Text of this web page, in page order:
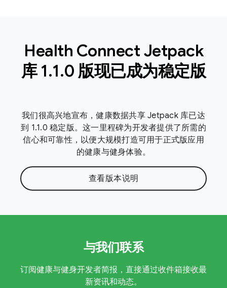
Health Connect Jetpack
库 1.1.0 版现已成为稳定版
我们很高兴地宣布，健康数据共享 Jetpack 库已达
到 1.1.0 稳定版。这一里程碑为开发者提供了所需的
信心和可靠性，以便大规模打造可用于正式版应用
的健康与健身体验。
查看版本说明
与我们联系
订阅健康与健身开发者简报，直接通过收件箱接收最
新资讯和动态。